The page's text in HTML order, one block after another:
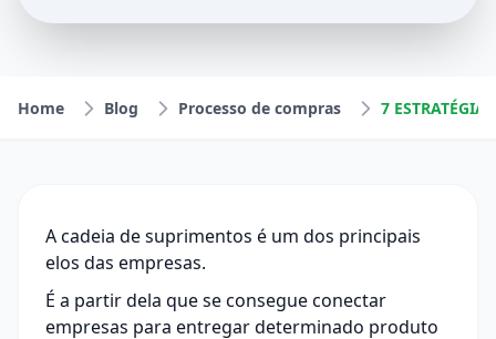
Home Blog Processo de compras
A cadeia de suprimentos é um dos principais
elos das empresas.
É a partir dela que se consegue conectar
empresas para entregar determinado produto